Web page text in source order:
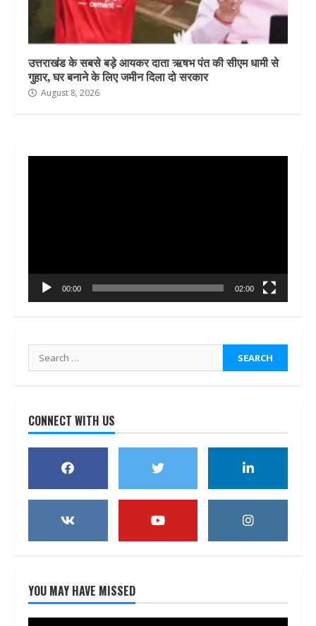
उत्तराखंड के सबसे बड़े आयकर दाता ऋषभ पंत की सीएम धामी से
गुहार, घर बनाने के लिए जमीन दिला दो सरकार
August 8, 2026
00:00 02:00
Search
for:
CONNECT WITH US
YOU MAY HAVE MISSED